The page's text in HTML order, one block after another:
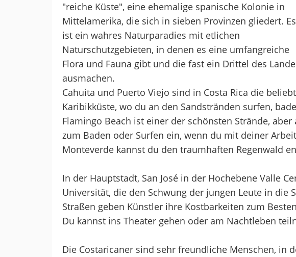
"reiche Küste", eine ehemalige spanische Kolonie in
Mittelamerika, die sich in sieben Provinzen gliedert. Es
ist ein wahres Naturparadies mit etlichen
Naturschutzgebieten, in denen es eine umfangreiche
Flora und Fauna gibt und die fast ein Drittel des
ausmachen.
Cahuita und Puerto Viejo sind in Costa Rica die
Karibikküste, wo du an den Sandstränden surfen,
Flamingo Beach ist einer der schönsten Strände, aber
zum Baden oder Surfen ein, wenn du mit deiner
Monteverde kannst du den traumhaften Regenwald
In der Hauptstadt, San José in der Hochebene Valle
Universität, die den Schwung der jungen Leute in die
Straßen geben Künstler ihre Kostbarkeiten zum
Du kannst ins Theater gehen oder am Nachtleben
Die Costaricaner sind sehr freundliche Menschen, in